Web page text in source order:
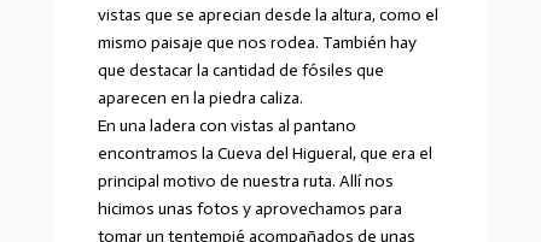
vistas que se aprecian desde la altura, como el
mismo paisaje que nos rodea. También hay
que destacar la cantidad de fósiles que
aparecen en la piedra caliza.
En una ladera con vistas al pantano
encontramos la Cueva del Higueral, que era el
principal motivo de nuestra ruta. Allí nos
hicimos unas fotos y aprovechamos para
tomar un tentempié acompañados de unas